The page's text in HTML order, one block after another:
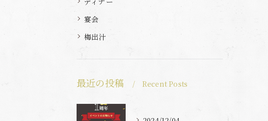
宴会
梅出汁
最近の投稿 Recent Posts